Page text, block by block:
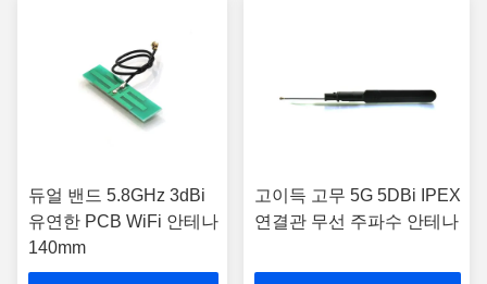
듀얼 밴드 5.8GHz 3dBi
유연한 PCB WiFi 안테나
140mm
고이득 고무 5G 5DBi IPEX
연결관 무선 주파수 안테나